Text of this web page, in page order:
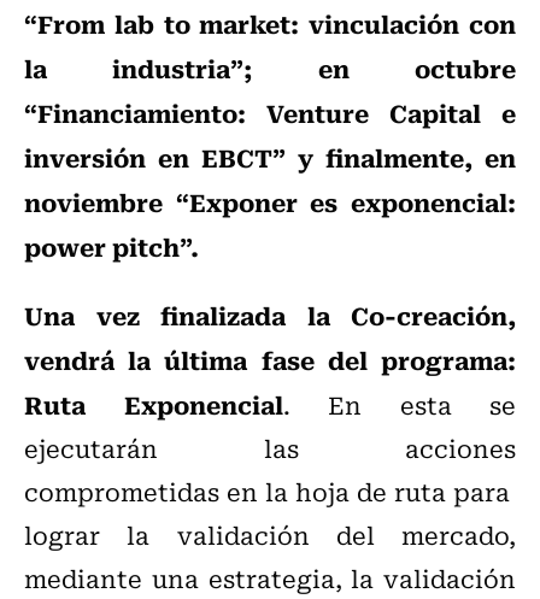
“From lab to market: vinculación con
la industria”; en octubre
“Financiamiento: Venture Capital e
inversión en EBCT” y finalmente, en
noviembre “Exponer es exponencial:
power pitch”.
Una vez finalizada la Co-creación,
vendrá la última fase del programa:
Ruta Exponencial. En esta se
ejecutarán las acciones
comprometidas en la hoja de ruta para
lograr la validación del mercado,
mediante una estrategia, la validación